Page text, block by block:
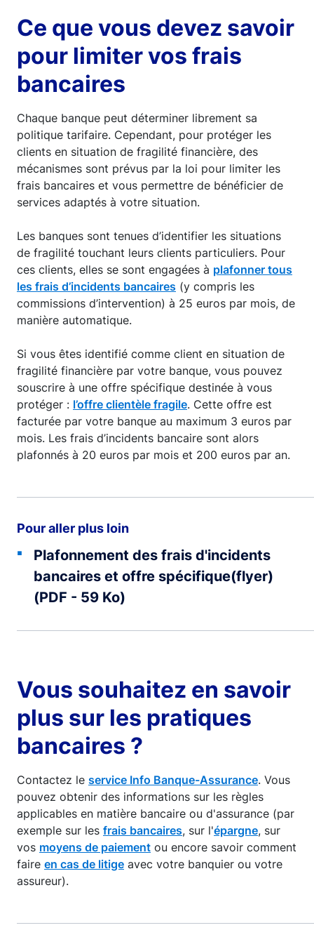
Ce que vous devez savoir
pour limiter vos frais
bancaires
Chaque banque peut déterminer librement sa
politique tarifaire. Cependant, pour protéger les
clients en situation de fragilité financière, des
mécanismes sont prévus par la loi pour limiter les
frais bancaires et vous permettre de bénéficier de
services adaptés à votre situation.
Les banques sont tenues d’identifier les situations
de fragilité touchant leurs clients particuliers. Pour
ces clients, elles se sont engagées à plafonner tous
les frais d’incidents bancaires (y compris les
commissions d’intervention) à 25 euros par mois, de
manière automatique.
Si vous êtes identifié comme client en situation de
fragilité financière par votre banque, vous pouvez
souscrire à une offre spécifique destinée à vous
protéger : l’offre clientèle fragile. Cette offre est
facturée par votre banque au maximum 3 euros par
mois. Les frais d’incidents bancaire sont alors
plafonnés à 20 euros par mois et 200 euros par an.
Pour aller plus loin
Plafonnement des frais d'incidents
bancaires et offre spécifique(flyer)
(PDF - 59 Ko)
Vous souhaitez en savoir
plus sur les pratiques
bancaires ?
Contactez le service Info Banque-Assurance. Vous
pouvez obtenir des informations sur les règles
applicables en matière bancaire ou d'assurance (par
exemple sur les frais bancaires, sur l'épargne, sur
vos moyens de paiement ou encore savoir comment
faire en cas de litige avec votre banquier ou votre
assureur).